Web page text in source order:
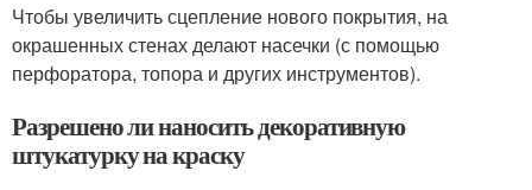
Чтобы увеличить сцепление нового покрытия, на
окрашенных стенах делают насечки (с помощью
перфоратора, топора и других инструментов).
Разрешено ли наносить декоративную
штукатурку на краску